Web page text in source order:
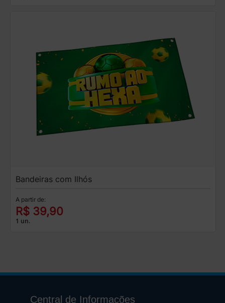
Bandeiras com Ilhós
A partir de:
R$ 39,90
1 un.
Central de Informações